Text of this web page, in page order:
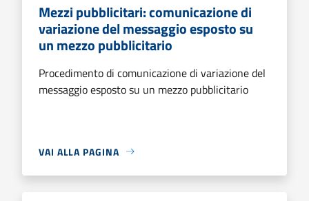
Mezzi pubblicitari: comunicazione di
variazione del messaggio esposto su
un mezzo pubblicitario
Procedimento di comunicazione di variazione del
messaggio esposto su un mezzo pubblicitario
VAI ALLA PAGINA